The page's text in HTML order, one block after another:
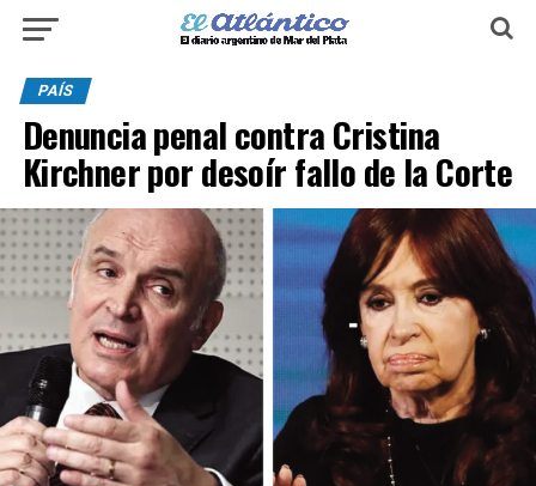
PAÍS
Denuncia penal contra Cristina
Kirchner por desoír fallo de la Corte